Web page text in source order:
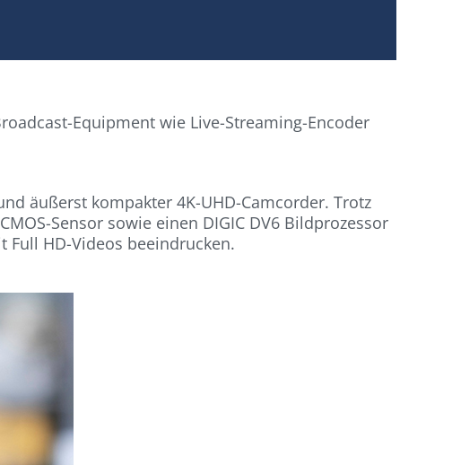
Equipment wie Live-Streaming-Encoder
äußerst kompakter 4K-UHD-Camcorder. Trotz
Sensor sowie einen DIGIC DV6 Bildprozessor
HD-Videos beeindrucken.